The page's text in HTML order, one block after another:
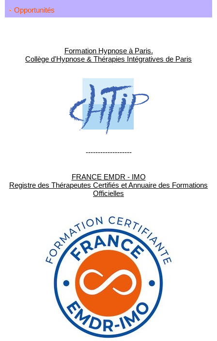
Opportunités
Formation Hypnose à Paris.
Collège d'Hypnose & Thérapies Intégratives de Paris
-------------------
FRANCE EMDR - IMO
Registre des Thérapeutes Certifiés et Annuaire des Formations
Officielles